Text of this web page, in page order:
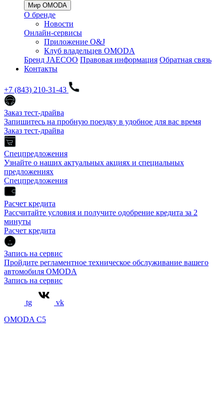
Мир OMODA
О бренде
Новости
Онлайн-сервисы
Приложение O&J
Клуб владельцев OMODA
Бренд JAECOO Правовая информация Обратная связь
Контакты
+7 (843) 210-31-43
Заказ тест-драйва
Запишитесь на пробную поездку в удобное для вас время
Заказ тест-драйва
Спецпредложения
Узнайте о наших актуальных акциях и специальных
предложениях
Спецпредложения
Расчет кредита
Рассчитайте условия и получите одобрение кредита за 2
минуты
Расчет кредита
Запись на сервис
Пройдите регламентное техническое обслуживание вашего
автомобиля OMODA
Запись на сервис
tg
vk
OMODA C5